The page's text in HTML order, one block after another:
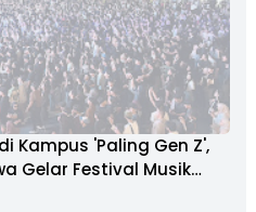
Kampus 'Paling Gen Z',
Gelar Festival Musik